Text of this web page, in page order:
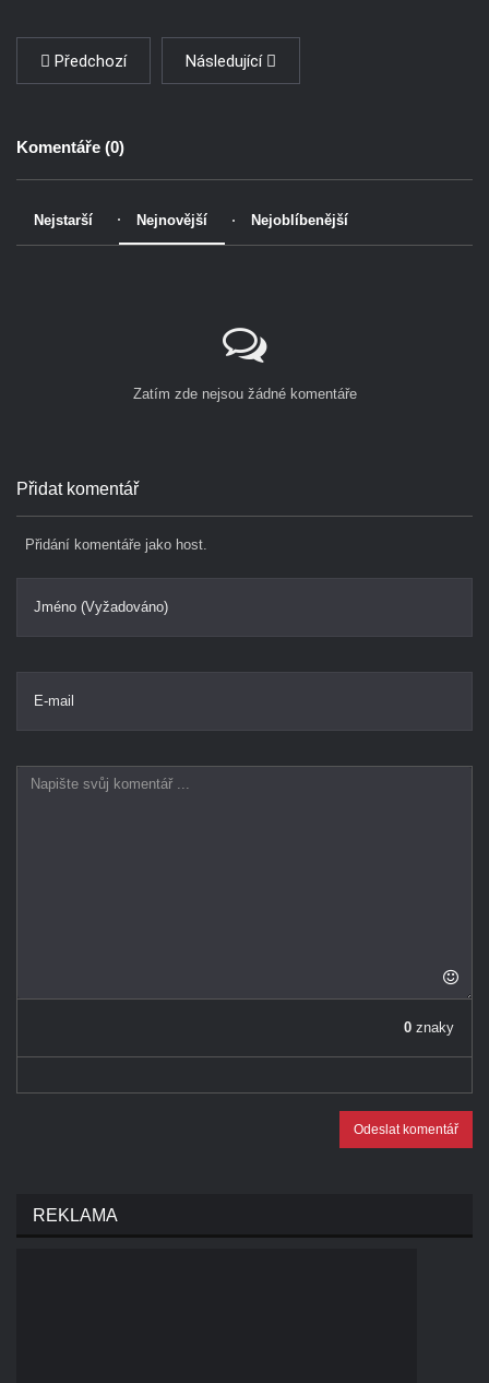
Předchozí Následující
Komentáře (0)
Nejstarší Nejnovější Nejoblíbenější
Zatím zde nejsou žádné komentáře
Přidat komentář
Přidání komentáře jako host.
Jméno (Vyžadováno)
E-mail
0 znaky
Odeslat komentář
REKLAMA